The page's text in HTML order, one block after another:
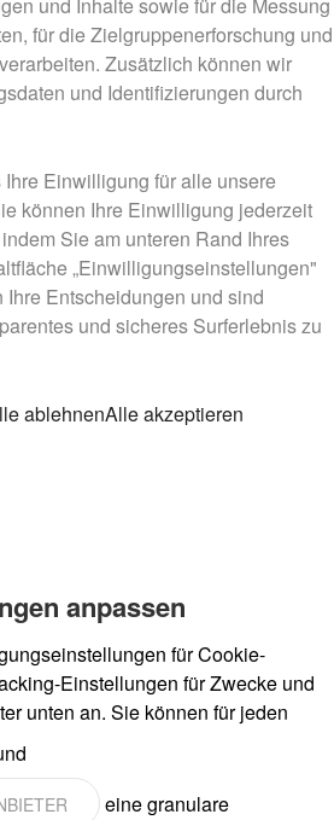
und Inhalte sowie für die Messung
für die Zielgruppenerforschung und
Zusätzlich können wir
und Identifizierungen durch
Einwilligung für alle unsere
können Ihre Einwilligung jederzeit
Sie am unteren Rand Ihres
„Einwilligungseinstellungen"
Entscheidungen und sind
und sicheres Surferlebnis zu
ablehnenAlle akzeptieren
anpassen
für Cookie-
Einstellungen für Zwecke und
unten an. Sie können für jeden
eine granulare